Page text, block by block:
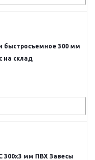
быстросъемное 300 мм
на склад
300х3 мм ПВХ Завесы